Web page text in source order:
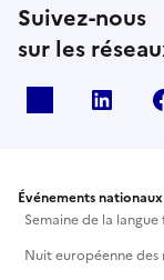
Suivez-nous
sur les
Événements nationaux
Semaine de la
Nuit européenne des